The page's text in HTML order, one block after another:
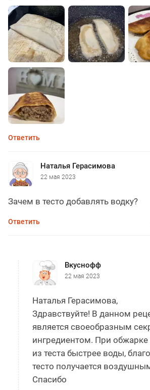
Ответить
Наталья Герасимова
22 мая 2023
Зачем в тесто добавлять водку?
Ответить
Вкуснофф
22 мая 2023
Наталья Герасимова,
Здравствуйте! В данном
является своеобразным
ингредиентом. При обжарке
из теста быстрее воды,
тесто получается
Спасибо